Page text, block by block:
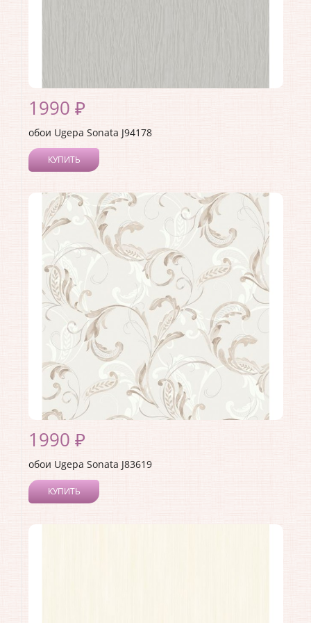
1990 ₽
обои Ugepa Sonata J94178
КУПИТЬ
Коллекция:Sonata
Длина рулона:
10.05
Ширина рулона:1.06
Материал покрытия:
Страна:Франция
Материал основы:
Флизелин
Раппорт:<>
1990 ₽
обои Ugepa Sonata J83619
КУПИТЬ
Коллекция: